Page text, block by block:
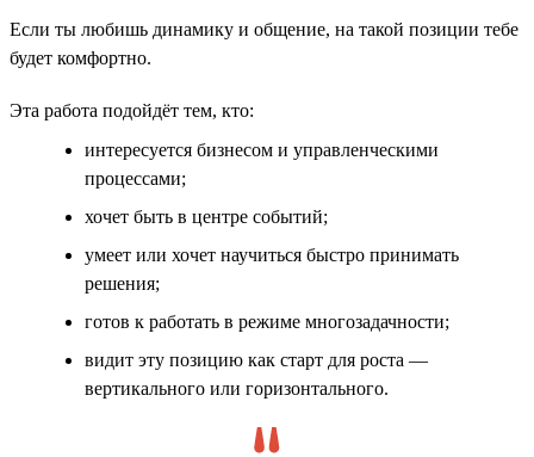
Если ты любишь динамику и общение, на такой позиции тебе
будет комфортно.
Эта работа подойдёт тем, кто:
интересуется бизнесом и управленческими
процессами;
хочет быть в центре событий;
умеет или хочет научиться быстро принимать
решения;
готов к работать в режиме многозадачности;
видит эту позицию как старт для роста —
вертикального или горизонтального.